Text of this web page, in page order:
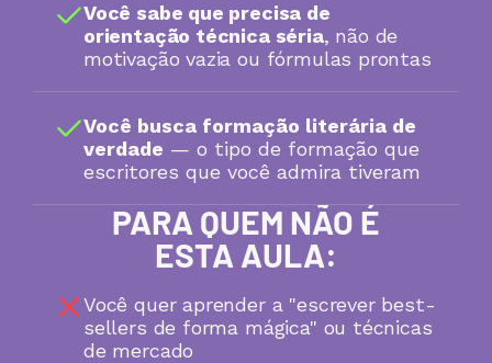
Você sabe que precisa de
orientação técnica séria, não de
motivação vazia ou fórmulas prontas
Você busca formação literária de
verdade — o tipo de formação que
escritores que você admira tiveram
PARA QUEM NÃO É
ESTA AULA:
Você quer aprender a "escrever best-
sellers de forma mágica" ou técnicas
de mercado